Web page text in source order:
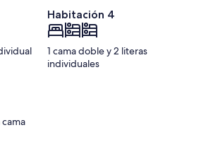
Habitación 4
1 cama doble y 2 literas
individuales
cama